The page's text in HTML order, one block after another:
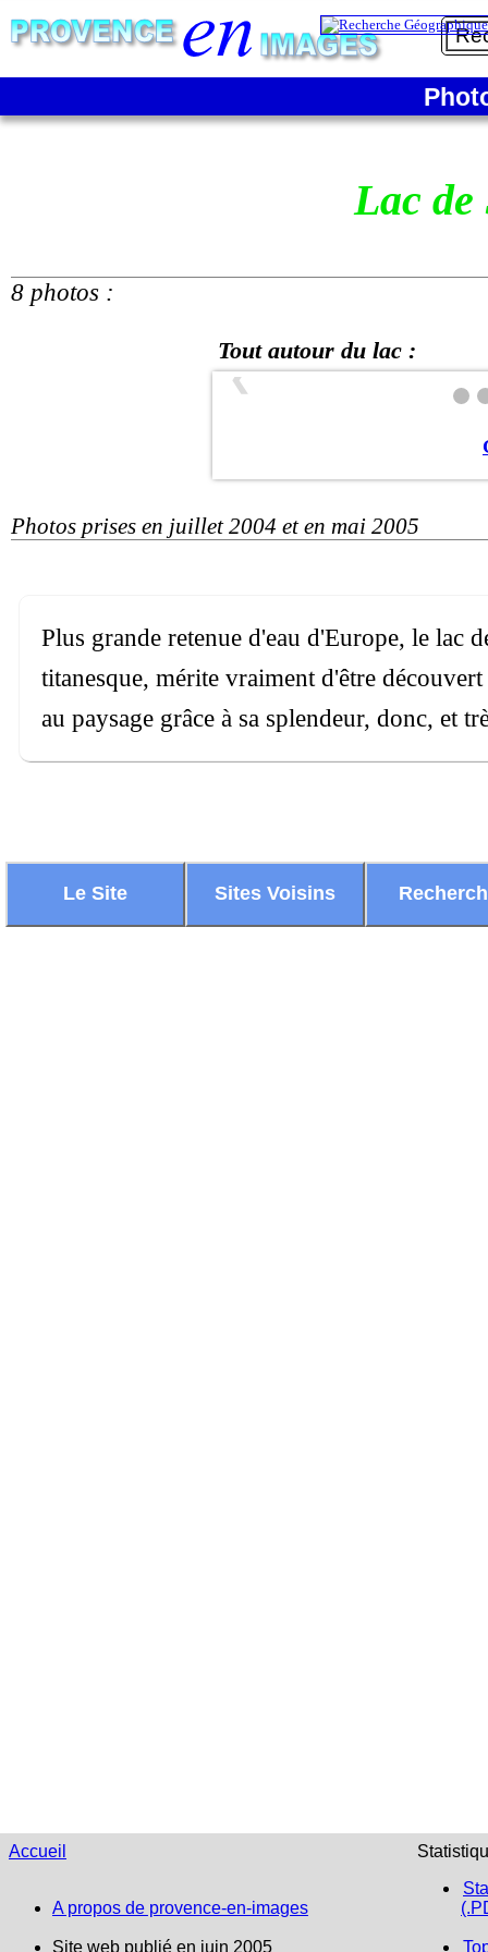
Lac de
8 photos :
Tout autour du lac :
❮
Photos prises en juillet 2004 et en mai 2005
Plus grande retenue d'eau d'Europe, le lac
titanesque, mérite vraiment d'être
au paysage grâce à sa splendeur, donc, et
Le Site Sites Voisins
Accueil
A propos de provence-en-images
Site web publié en juin 2005